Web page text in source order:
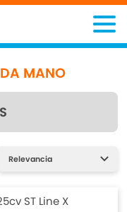
MANO
ST Line X